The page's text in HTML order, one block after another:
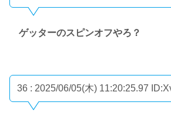
ゲッターのスピンオフやろ？
36 : 2025/06/05(木) 11:20:25.97